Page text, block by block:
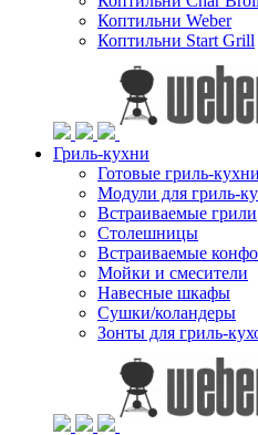
Коптильни Weber
Коптильни Start Grill
Гриль-кухни
Готовые гриль-кухни
Модули для гриль-
Встраиваемые грили
Столешницы
Встраиваемые
Мойки и смесители
Навесные шкафы
Сушки/коландеры
Зонты для гриль-